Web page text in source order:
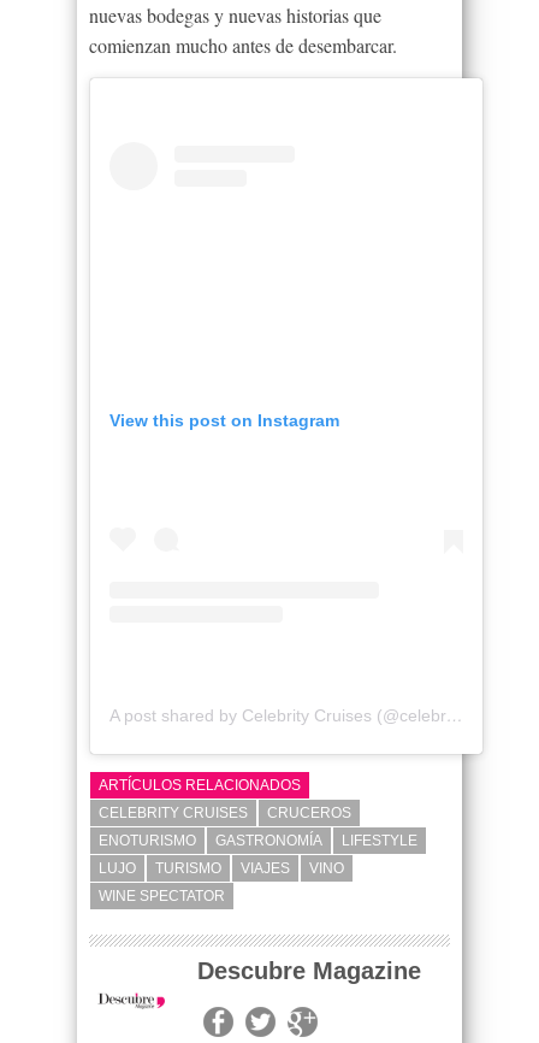
nuevas bodegas y nuevas historias que
comienzan mucho antes de desembarcar.
View this post on Instagram
A post shared by Celebrity Cruises (@celebritycruises)
ARTÍCULOS RELACIONADOS
CELEBRITY CRUISES
CRUCEROS
ENOTURISMO
GASTRONOMÍA
LIFESTYLE
LUJO
TURISMO VIAJES
VINO
WINE SPECTATOR
Descubre Magazine